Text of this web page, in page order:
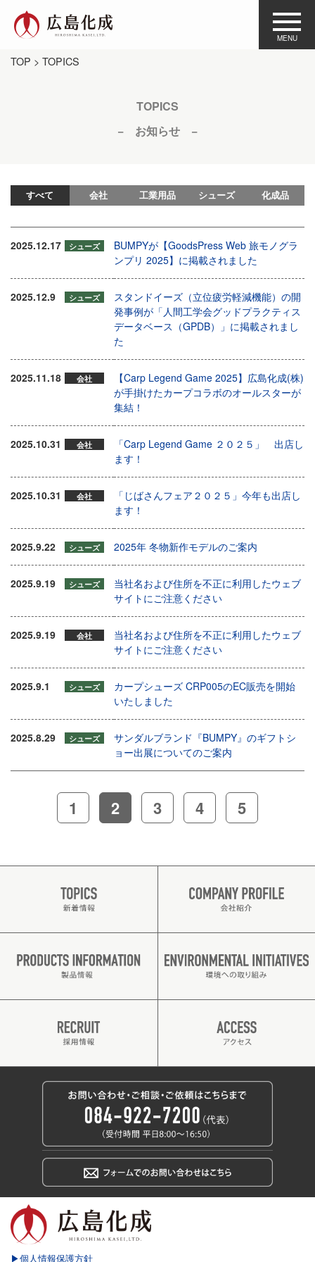
TOP > TOPICS
TOPICS
− お知らせ −
すべて 会社 工業用品 シューズ 化成品
2025.12.17 シューズ
BUMPYが【GoodsPress Web 旅モノグラ
ンプリ 2025】に掲載されました
2025.12.9 シューズ
スタンドイーズ（立位疲労軽減機能）の開
発事例が「人間工学会グッドプラクティス
データベース（GPDB）」に掲載されまし
た
2025.11.18 会社
【Carp Legend Game 2025】広島化成(株)
が手掛けたカープコラボのオールスターが
集結！
2025.10.31 会社
「Carp Legend Game ２０２５」 出店し
ます！
2025.10.31 会社
「じばさんフェア２０２５」今年も出店し
ます！
2025.9.22 シューズ 2025年 冬物新作モデルのご案内
2025.9.19 シューズ
当社名および住所を不正に利用したウェブ
サイトにご注意ください
2025.9.19 会社
当社名および住所を不正に利用したウェブ
サイトにご注意ください
2025.9.1 シューズ
カープシューズ CRP005のEC販売を開始
いたしました
2025.8.29 シューズ
サンダルブランド『BUMPY』のギフトシ
ョー出展についてのご案内
1 2 3 4 5
▶個人情報保護方針